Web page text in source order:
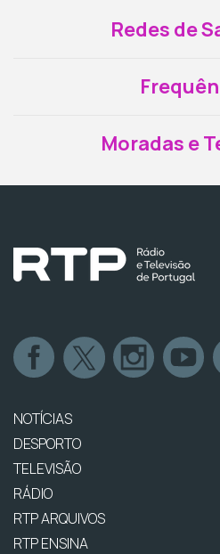
Redes de
Moradas e
NOTÍCIAS
DESPORTO
TELEVISÃO
RÁDIO
RTP ARQUIVOS
RTP ENSINA